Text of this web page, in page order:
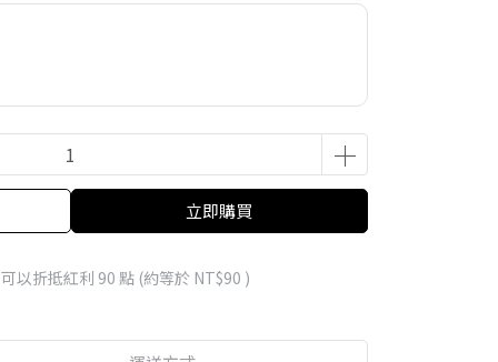
立即購買
以折抵紅利 90 點 (約等於 NT$90 )